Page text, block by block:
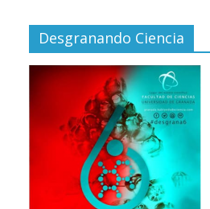
Desgranando Ciencia